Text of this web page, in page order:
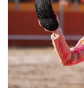
Fechas,
Boletos
Todo
lo
debes
saber